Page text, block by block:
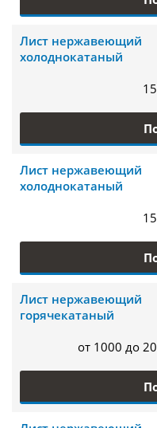
Лист нержавеющий
холоднокатаный
Лист нержавеющий
холоднокатаный
Лист нержавеющий
горячекатаный
от 1000 до